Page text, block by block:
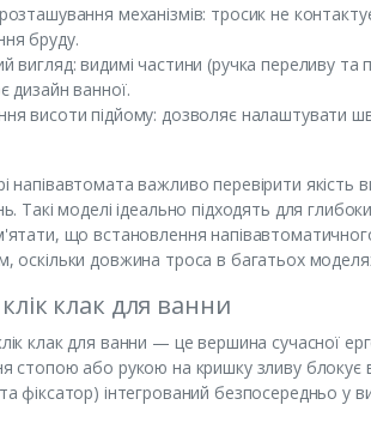
механізмів: тросик не
бруду.
вигляд: видимі частини (ручка переливу
дизайн ванної.
висоти підйому: дозволяє налаштувати
напівавтомата важливо перевірити
Такі моделі ідеально підходять для
що встановлення
оскільки довжина троса в багатьох
клак для ванни
клак для ванни — це вершина сучасної
стопою або рукою на кришку зливу блокує
фіксатор) інтегрований безпосередньо у